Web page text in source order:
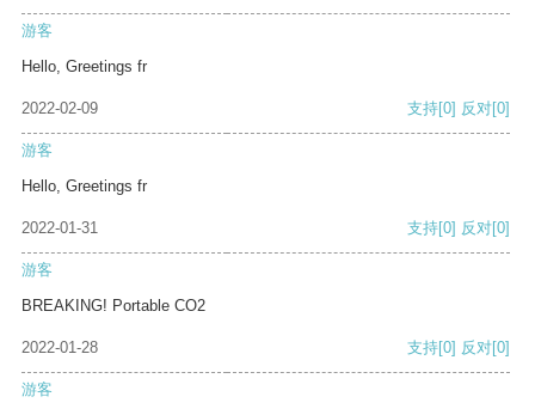
游客
Hello, Greetings fr
2022-02-09 支持[0] 反对[0]
游客
Hello, Greetings fr
2022-01-31 支持[0] 反对[0]
游客
BREAKING! Portable CO2
2022-01-28 支持[0] 反对[0]
游客